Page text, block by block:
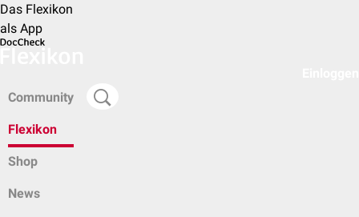
Das Flexikon
als App
Community
Flexikon
Shop
News